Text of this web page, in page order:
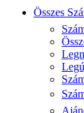
Összes